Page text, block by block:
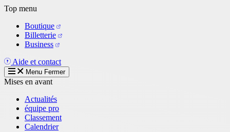
Aller
contenu
principal
Top menu
Boutique
Billetterie
Business
Aide et contact
Menu Fermer
Mises en avant
Actualités
équipe pro
Classement
Calendrier